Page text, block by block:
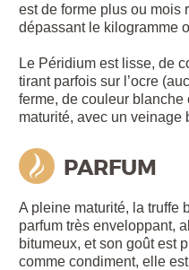
est de forme plus ou mois
dépassant le kilogramme
Le Péridium est lisse, de
tirant parfois sur l’ocre
ferme, de couleur blanche
maturité, avec un veinage
PARFUM
A pleine maturité, la truffe
parfum très enveloppant,
bitumeux, et son goût est
comme condiment, elle